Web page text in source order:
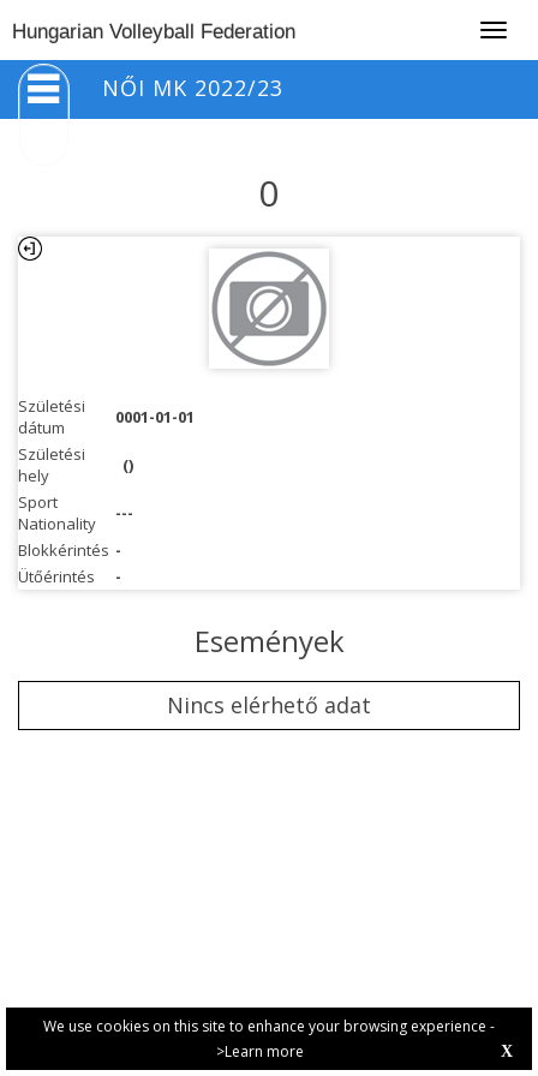
We use cookies on this site to enhance your browsing experience -
>Learn more
X
Hungarian Volleyball Federation
NŐI MK 2022/23
0
Születési
dátum
0001-01-01
Születési
hely
()
Sport
Nationality
---
Blokkérintés -
Ütőérintés
-
Események
Nincs elérhető adat